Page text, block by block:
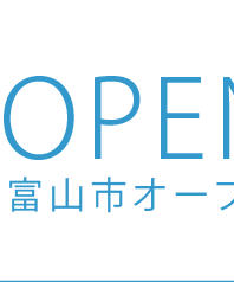
Skip to main content